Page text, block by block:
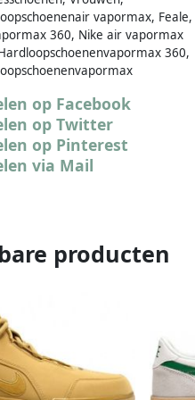
vapormax, Feale,
360, Nike air vapormax
360,
producten